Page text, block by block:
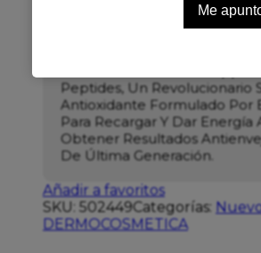
Peptides, Un Revolucionario
Antioxidante Formulado Por
Para Recargar Y Dar Energía
Obtener Resultados
De Última Generación.
Añadir a favoritos
SKU: 502449Categorías:
DERMOCOSMETICA